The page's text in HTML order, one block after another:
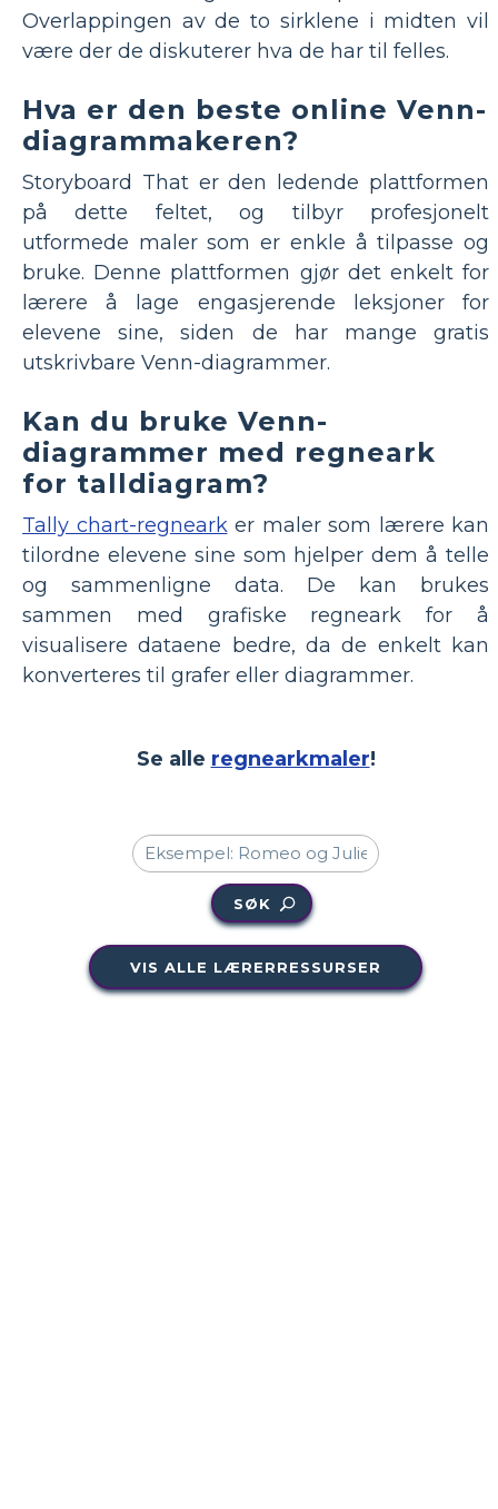
Overlappingen av de to sirklene i midten vil
være der de diskuterer hva de har til felles.
Hva er den beste online Venn-
diagrammakeren?
Storyboard That er den ledende plattformen
på dette feltet, og tilbyr profesjonelt
utformede maler som er enkle å tilpasse og
bruke. Denne plattformen gjør det enkelt for
lærere å lage engasjerende leksjoner for
elevene sine, siden de har mange gratis
utskrivbare Venn-diagrammer.
Kan du bruke Venn-
diagrammer med regneark
for talldiagram?
Tally chart-regnearker maler som lærere kan
tilordne elevene sine som hjelper dem å telle
og sammenligne data. De kan brukes
sammen med grafiske regneark for å
visualisere dataene bedre, da de enkelt kan
konverteres til grafer eller diagrammer.
Se alle regnearkmaler!
SØK
VIS ALLE LÆRERRESSURSER